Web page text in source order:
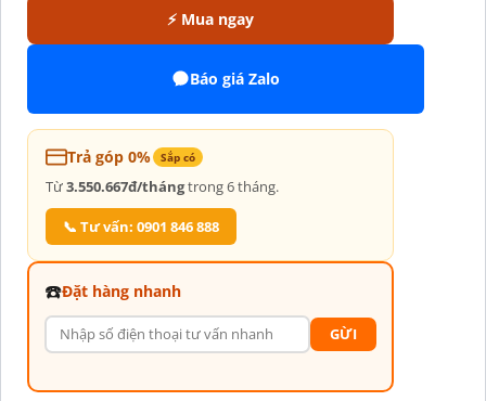
⚡ Mua ngay
Báo giá Zalo
Trả góp 0% Sắp có
Từ3.550.667đ/thángtrong 6 tháng.
📞 Tư vấn: 0901 846 888
☎️Đặt hàng nhanh
GỪI